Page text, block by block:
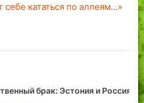
себе кататься по аллеям…»
Наш родненький блог
достиг значения: 500